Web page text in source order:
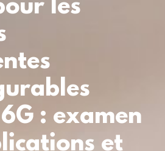
les
: examen
et